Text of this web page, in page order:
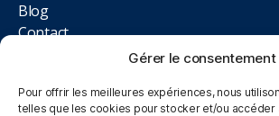
Gérer le consentement
Pour offrir les meilleures expériences, nous
telles que les cookies pour stocker et/ou accéder
Blog
Contact
NOUS TROUVER